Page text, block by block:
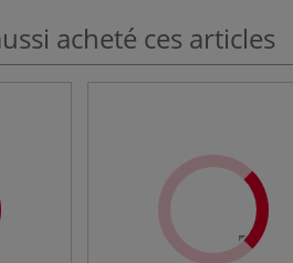
acheté ces articles